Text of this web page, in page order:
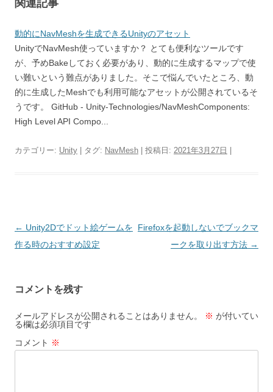
関連記事
動的にNavMeshを生成できるUnityのアセット
UnityでNavMesh使っていますか？ とても便利なツールです
が、予めBakeしておく必要があり、動的に生成するマップで使
い難いという難点がありました。そこで悩んでいたところ、動
的に生成したMeshでも利用可能なアセットが公開されているそ
うです。 GitHub - Unity-Technologies/NavMeshComponents:
High Level API Compo...
カテゴリー: Unity | タグ: NavMesh | 投稿日: 2021年3月27日
投
稿
ゲ
ー
シ
ョ
← Unity2Dでドット絵ゲームを
作る時のおすすめ設定
Firefoxを起動しないでブックマ
ークを取り出す方法 →
コメントを残す
メールアドレスが公開されることはありません。 ※ が付いてい
る欄は必須項目です
コメント ※